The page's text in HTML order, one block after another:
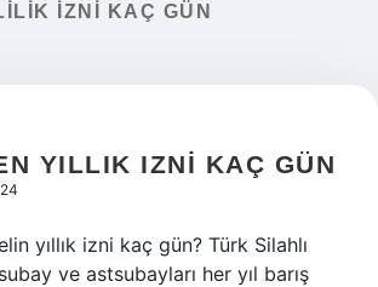
IZNI KAÇ GÜN
YILLIK IZNI KAÇ GÜN
yıllık izni kaç gün? Türk Silahlı
ve astsubayları her yıl barış